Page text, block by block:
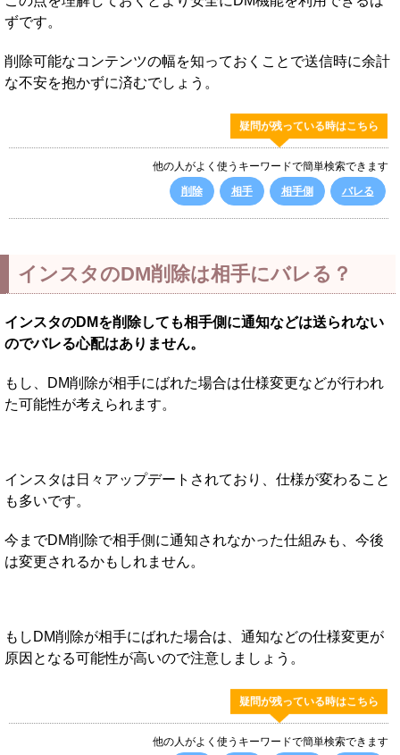
ずです。
削除可能なコンテンツの幅を知っておくことで送信時に余計
な不安を抱かずに済むでしょう。
疑問が残っている時はこちら
他の人がよく使うキーワードで簡単検索できます
削除
相手 相手側 バレる
インスタのDM削除は相手にバレる？
インスタのDMを削除しても相手側に通知などは送られない
のでバレる心配はありません。
もし、DM削除が相手にばれた場合は仕様変更などが行われ
た可能性が考えられます。
インスタは日々アップデートされており、仕様が変わること
も多いです。
今までDM削除で相手側に通知されなかった仕組みも、今後
は変更されるかもしれません。
もしDM削除が相手にばれた場合は、通知などの仕様変更が
原因となる可能性が高いので注意しましょう。
疑問が残っている時はこちら
他の人がよく使うキーワードで簡単検索できます